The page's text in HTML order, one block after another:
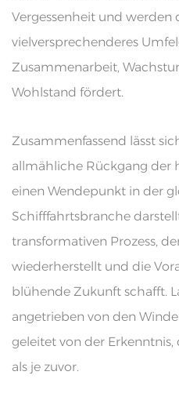
Vergessenheit und werden
vielversprechenderes
Zusammenarbeit,
Wohlstand fördert.
Zusammenfassend lässt
allmähliche Rückgang der
einen Wendepunkt in der
Schifffahrtsbranche
transformativen Prozess,
wiederherstellt und die
blühende Zukunft schafft.
angetrieben von den
geleitet von der Erkenntnis,
als je zuvor.